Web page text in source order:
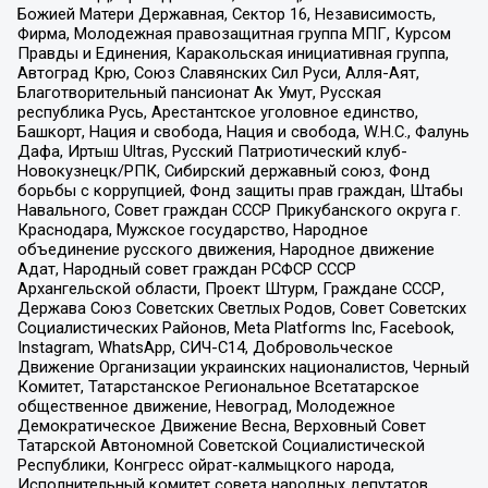
Божией Матери Державная, Сектор 16, Независимость,
Фирма, Молодежная правозащитная группа МПГ, Курсом
Правды и Единения, Каракольская инициативная группа,
Автоград Крю, Союз Славянских Сил Руси, Алля-Аят,
Благотворительный пансионат Ак Умут, Русская
республика Русь, Арестантское уголовное единство,
Башкорт, Нация и свобода, Нация и свобода, W.H.С., Фалунь
Дафа, Иртыш Ultras, Русский Патриотический клуб-
Новокузнецк/РПК, Сибирский державный союз, Фонд
борьбы с коррупцией, Фонд защиты прав граждан, Штабы
Навального, Совет граждан СССР Прикубанского округа г.
Краснодара, Мужское государство, Народное
объединение русского движения, Народное движение
Адат, Народный совет граждан РСФСР СССР
Архангельской области, Проект Штурм, Граждане СССР,
Держава Союз Советских Светлых Родов, Совет Советских
Социалистических Районов, Meta Platforms Inc, Facebook,
Instagram, WhatsApp, СИЧ-С14, Добровольческое
Движение Организации украинских националистов, Черный
Комитет, Татарстанское Региональное Всетатарское
общественное движение, Невоград, Молодежное
Демократическое Движение Весна, Верховный Совет
Татарской Автономной Советской Социалистической
Республики, Конгресс ойрат-калмыцкого народа,